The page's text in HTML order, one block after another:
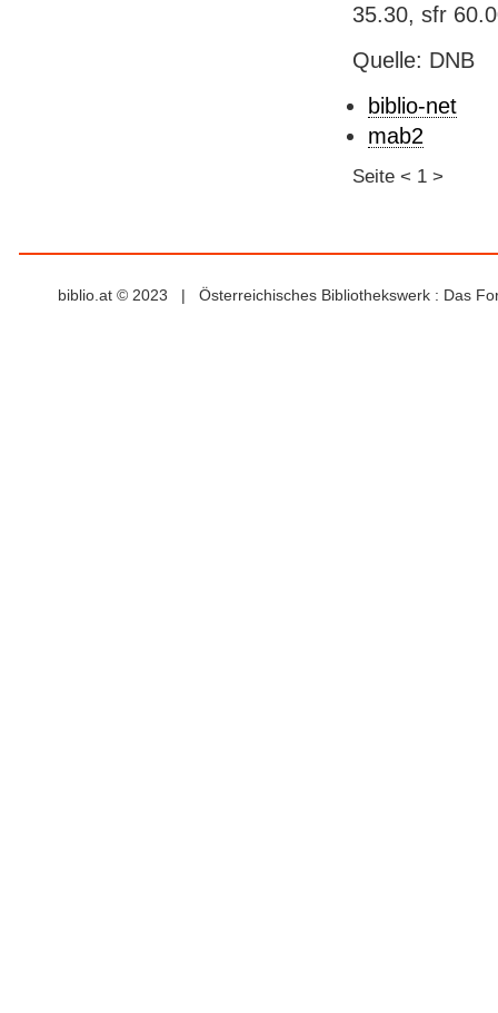
35.30, sfr
Quelle: DNB
biblio-net
mab2
Seite < 1 >
biblio.at © 2023 | Österreichisches Bibliothekswerk : Das